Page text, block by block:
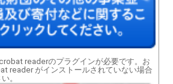
readerのプラグインが必要です。お
reader がインストールされていない場合
。